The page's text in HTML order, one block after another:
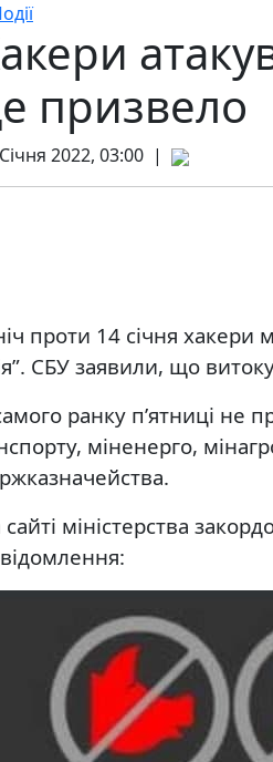
призвело
2022, 03:00 |
проти 14 січня хакери
СБУ заявили, що
ранку п’ятниці не
міненерго,
міністерства